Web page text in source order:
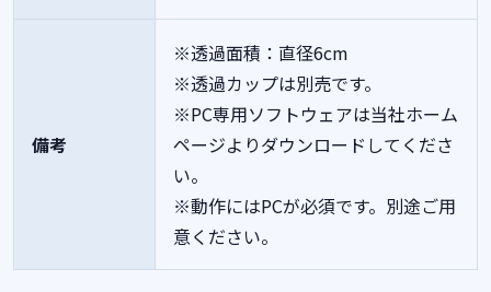
備考
※透過面積：直径6cm
※透過カップは別売です。
※PC専用ソフトウェアは当社ホーム
ページよりダウンロードしてくださ
い。
※動作にはPCが必須です。別途ご用
意ください。